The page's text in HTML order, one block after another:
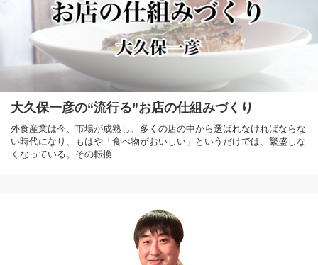
大久保一彦の“流行る”お店の仕組みづくり
外食産業は今、市場が成熟し、多くの店の中から選ばれなければならな
い時代になり、もはや「食べ物がおいしい」というだけでは、繁盛しな
くなっている。その転換…